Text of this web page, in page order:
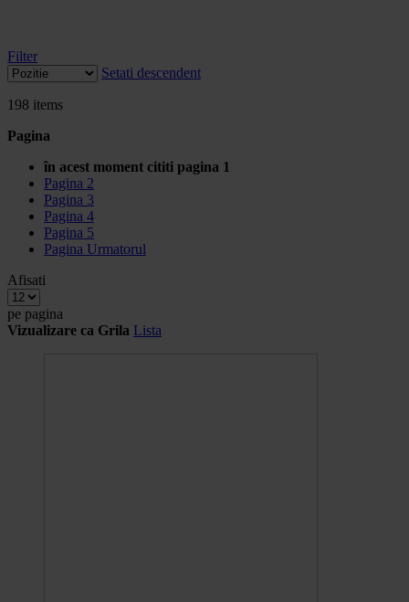
Filter
Setati descendent
198 items
Pagina
în acest moment cititi pagina 1
Pagina 2
Pagina 3
Pagina 4
Pagina 5
Pagina Urmatorul
Afisati
pe pagina
Vizualizare ca Grila Lista